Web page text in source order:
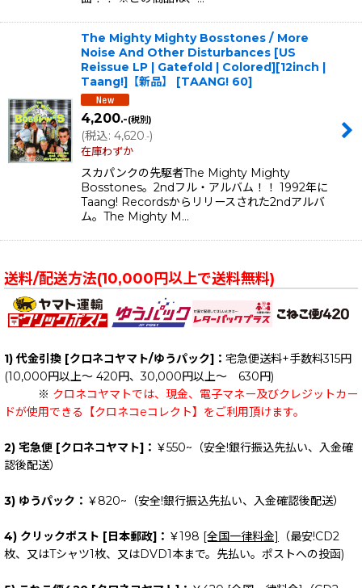
The Mighty Mighty Bosstones / More
Noise And Other Disturbances [US
Reissue LP | Gatefold | Colored][12inch |
Taang!]【新品】
[TAANG! 60]
4,200.-(税別)
(税込: 4,620.-)
在庫わずか
スカパンクの先駆者The Mighty Mighty
Bosstones。2ndフル・アルバム！！ 1992年に
Taang! Recordsからリリースされた2ndアルバ
ム。The Mighty M…
送料/配送方法(10,000円以上で送料無料)
1) 代金引換 [クロネコヤマト/ゆうパック]： 宅急便送料+手数料315円
(10,000円以上～ 420円、30,000円以上～ 630円)
※ クロネコヤマトでは、現金、電子マネー及びクレジットカー
ドが使用できる【クロネコeコレクト】をご利用頂けます。
2) 宅急便 [クロネコヤマト]： ￥550~（安全!銀行振込先払い、入金確
認後配送）
3) ゆうパック： ￥820~（安全!銀行振込先払い、入金確認後配送）
4) クリックポスト [日本郵政]： ￥198 [全国一律料金]
（最安!CD2
枚、又はTシャツ1枚、又はDVD1本まで。先払い。ポストへの投函)